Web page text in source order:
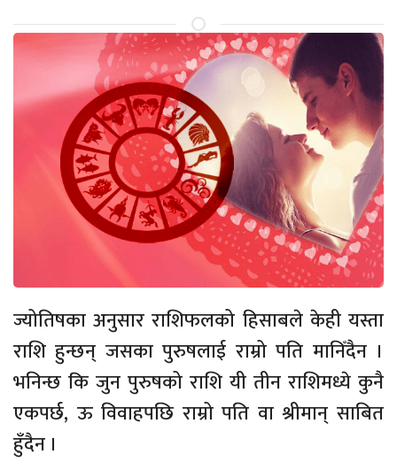
ज्योतिषका अनुसार राशिफलको हिसाबले केही यस्ता
राशि हुन्छन् जसका पुरुषलाई राम्रो पति मानिँदैन ।
भनिन्छ कि जुन पुरुषको राशि यी तीन राशिमध्ये कुनै
एकपर्छ, ऊ विवाहपछि राम्रो पति वा श्रीमान् साबित
हुँदैन ।